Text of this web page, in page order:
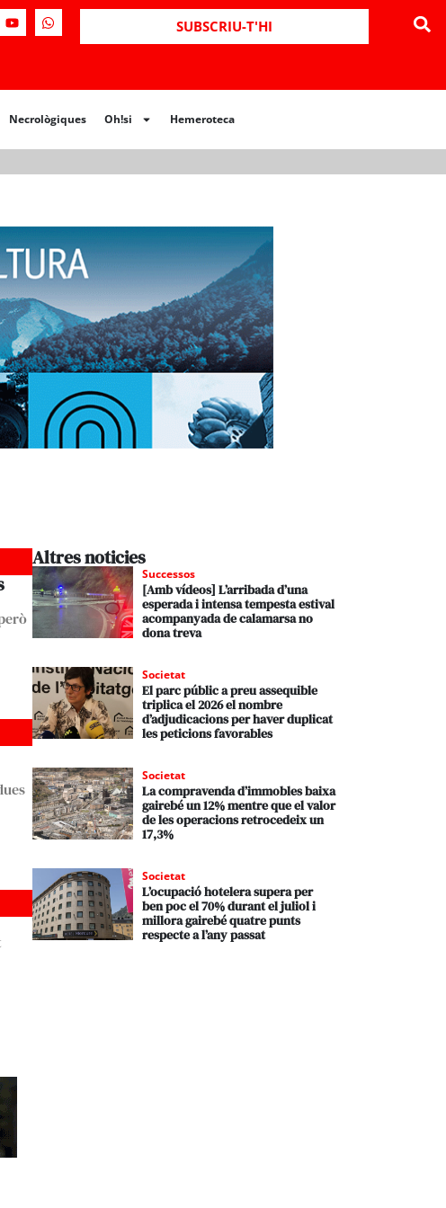
SUBSCRIU-T'HI
Necrològiques Oh!si Hemeroteca
Hemeroteca
Altres noticies
Successos
[Amb vídeos] L’arribada d’una
esperada i intensa tempesta estival
acompanyada de calamarsa no
dona treva
Societat
El parc públic a preu assequible
triplica el 2026 el nombre
d’adjudicacions per haver duplicat
les peticions favorables
Societat
La compravenda d’immobles baixa
gairebé un 12% mentre que el valor
de les operacions retrocedeix un
17,3%
Societat
L’ocupació hotelera supera per
ben poc el 70% durant el juliol i
millora gairebé quatre punts
respecte a l’any passat